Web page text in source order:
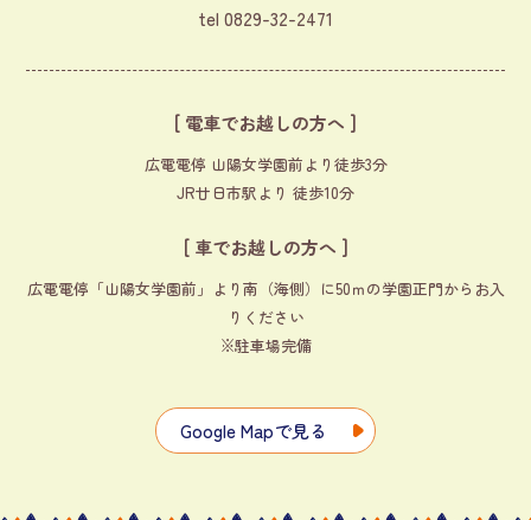
tel 0829-32-2471
[ 電車でお越しの方へ ]
広電電停 山陽女学園前より徒歩3分
JR廿日市駅より 徒歩10分
[ 車でお越しの方へ ]
広電電停「山陽女学園前」より南（海側）に50ｍの学園正門からお入
りください
※駐車場完備
Google Mapで見る